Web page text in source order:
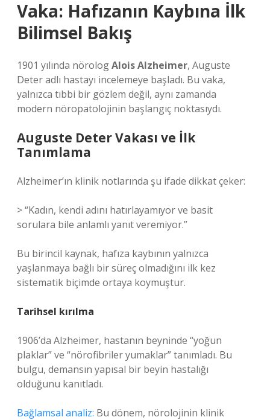
Vaka: Hafızanın Kaybına İlk
Bilimsel Bakış
1901 yılında nörologAlois Alzheimer, Auguste
Deter adlı hastayı incelemeye başladı. Bu vaka,
yalnızca tıbbi bir gözlem değil, aynı zamanda
modern nöropatolojinin başlangıç noktasıydı.
Auguste Deter Vakası ve İlk
Tanımlama
Alzheimer’ın klinik notlarında şu ifade dikkat çeker:
> “Kadın, kendi adını hatırlayamıyor ve basit
sorulara bile anlamlı yanıt veremiyor.”
Bu birincil kaynak, hafıza kaybının yalnızca
yaşlanmaya bağlı bir süreç olmadığını ilk kez
sistematik biçimde ortaya koymuştur.
Tarihsel kırılma
1906’da Alzheimer, hastanın beyninde “yoğun
plaklar” ve “nörofibriler yumaklar” tanımladı. Bu
bulgu, demansın yapısal bir beyin hastalığı
olduğunu kanıtladı.
Bağlamsal analiz: Bu dönem, nörolojinin klinik